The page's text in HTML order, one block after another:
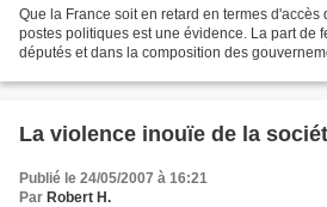
Que la France soit en retard en termes d'accès
postes politiques est une évidence. La part de
députés et dans la composition des
La violence inouïe de la
Publié le 24/05/2007 à 16:21
Par Robert H.